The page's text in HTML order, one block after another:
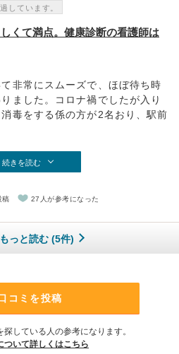
しています。
くて満点。健康診断の看護師は
非常にスムーズで、ほぼ待ち時
ました。コロナ禍でしたが入り
毒をする係の方が2名おり、駅前
続きを読む
稿 27人が参考になった
っと読む (5件)
コミを投稿
している人の参考になります。
ついて詳しくはこちら